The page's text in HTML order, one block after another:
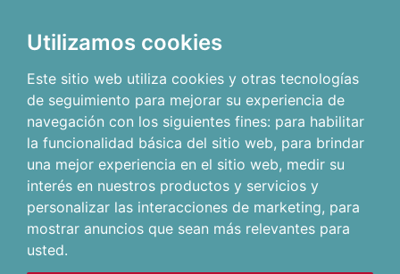
Utilizamos cookies
Este sitio web utiliza cookies y otras tecnologías
de seguimiento para mejorar su experiencia de
navegación con los siguientes fines: para habilitar
la funcionalidad básica del sitio web, para brindar
una mejor experiencia en el sitio web, medir su
interés en nuestros productos y servicios y
personalizar las interacciones de marketing, para
mostrar anuncios que sean más relevantes para
usted.